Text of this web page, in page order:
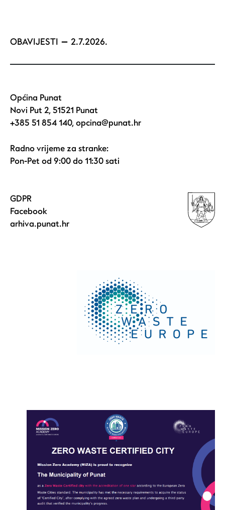
OBAVIJESTI 2.7.2026.
Općina Punat
Novi Put 2, 51521 Punat
+385 51 854 140,opcina@punat.hr
Radno vrijeme za stranke:
Pon-Pet od 9:00 do 11:30 sati
GDPR
Facebook
arhiva.punat.hr